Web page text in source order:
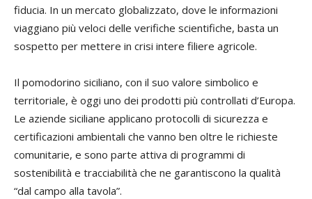
fiducia. In un mercato globalizzato, dove le informazioni
viaggiano più veloci delle verifiche scientifiche, basta un
sospetto per mettere in crisi intere filiere agricole.
Il pomodorino siciliano, con il suo valore simbolico e
territoriale, è oggi uno dei prodotti più controllati d’Europa.
Le aziende siciliane applicano protocolli di sicurezza e
certificazioni ambientali che vanno ben oltre le richieste
comunitarie, e sono parte attiva di programmi di
sostenibilità e tracciabilità che ne garantiscono la qualità
“dal campo alla tavola”.